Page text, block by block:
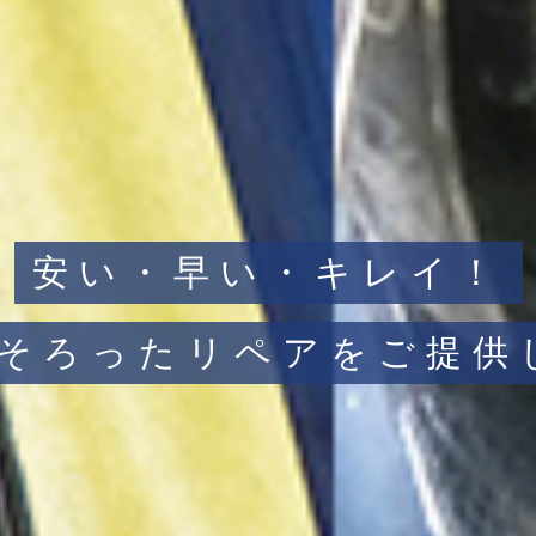
安い・早い・キレイ！
ろったリペアを ご提供